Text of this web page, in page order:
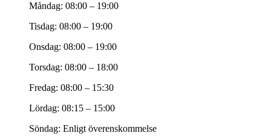
Måndag: 08:00 – 19:00
Tisdag: 08:00 – 19:00
Onsdag: 08:00 – 19:00
Torsdag: 08:00 – 18:00
Fredag: 08:00 – 15:30
Lördag: 08:15 – 15:00
Söndag: Enligt överenskommelse